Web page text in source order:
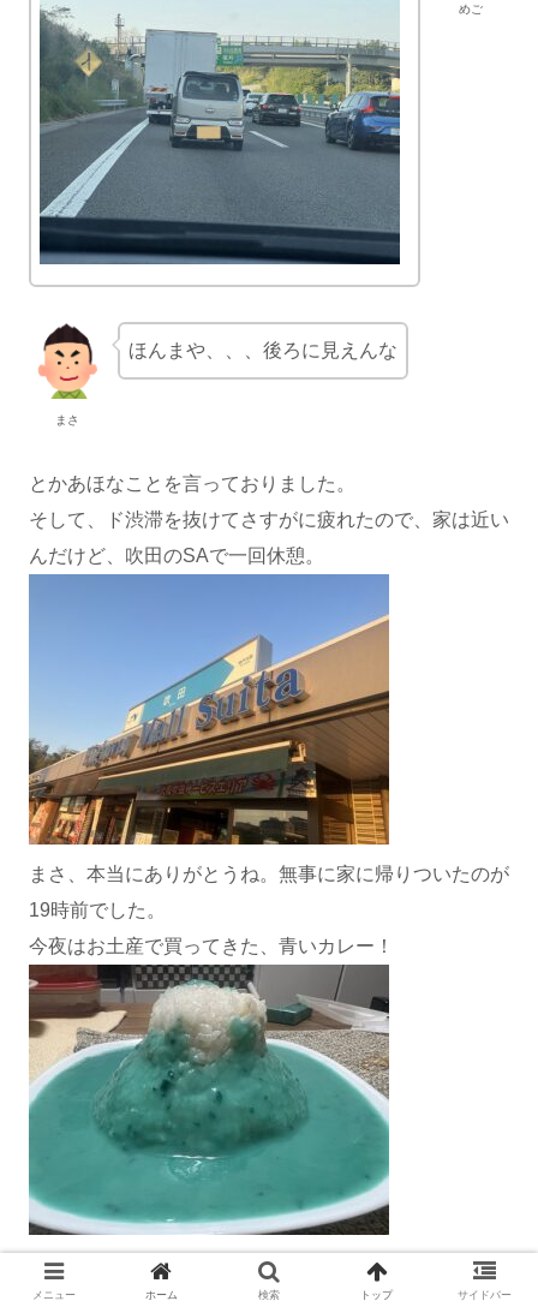
めご
まさ
ほんまや、、、後ろに見えんな
とかあほなことを言っておりました。
そして、ド渋滞を抜けてさすがに疲れたので、家は近い
んだけど、吹田のSAで一回休憩。
まさ、本当にありがとうね。無事に家に帰りついたのが
19時前でした。
今夜はお土産で買ってきた、青いカレー！
メニュー ホーム 検索 トップ サイドバー